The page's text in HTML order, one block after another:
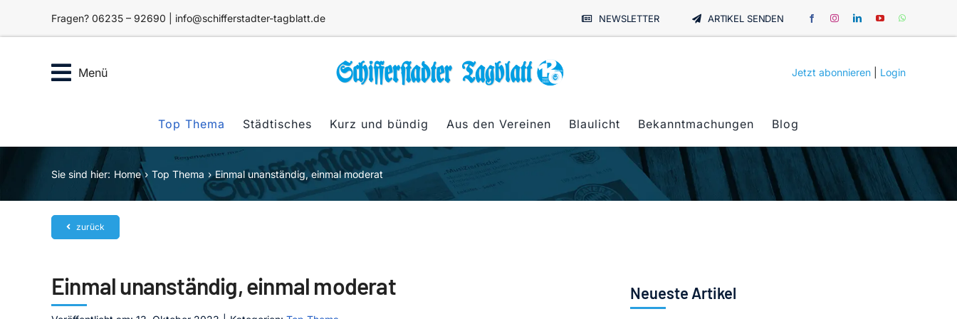
Fragen? 06235 – 92690 | info@schifferstadter-tagblatt.de NEWSLETTER ARTIKEL SENDEN
Menü Jetzt abonnieren Login
Top Thema Städtisches Kurz und bündig Aus den Vereinen Blaulicht Bekanntmachungen Blog
Sie sind hier: Home Top Thema Einmal unanständig, einmal moderat
zurück
Einmal unanständig, einmal moderat Neueste Artikel